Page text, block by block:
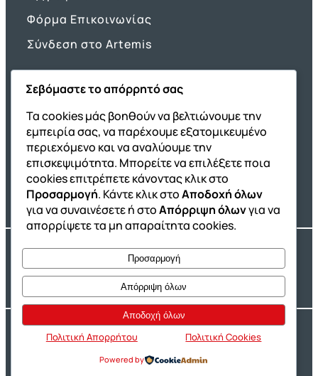
Φόρμα Επικοινωνίας
Σύνδεση στο Artemis
Όμιλος ΔΙΑΚΡΟΤΗΜΑ
ΔΙΑΚΡΟΤΗΜΑ@Home
Σχολική Μελέτη After School
Εκδόσεις Καλαϊτζίδη
Franchise ΔΙΑΚΡΟΤΗΜΑ
Copyright® 2004 –2026Εκπαιδευτικός Όμιλος ΔΙΑΚΡΟΤΗΜΑ®. Αρ.
Γ.Ε.Μ.Η.: 54967109000.
Oceancube – Hosted by
Ιδιωτικότητα Πολιτική Cookies
Δήλωση Προσβασιμότητας
Σεβόμαστε το απόρρητό σας
Τα cookies μάς βοηθούν να βελτιώνουμε την
εμπειρία σας, να παρέχουμε εξατομικευμένο
περιεχόμενο και να αναλύουμε την
επισκεψιμότητα. Μπορείτε να επιλέξετε ποια
cookies επιτρέπετε κάνοντας κλικ στο
Προσαρμογή. Κάντε κλικ στοΑποδοχή όλων
για να συναινέσετε ή στοΑπόρριψη όλωνγια να
απορρίψετε τα μη απαραίτητα cookies.
Προσαρμογή
Απόρριψη όλων
Αποδοχή όλων
Πολιτική Απορρήτου Πολιτική Cookies
Powered by